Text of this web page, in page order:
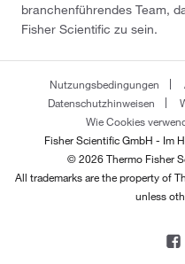
branchenführendes Team,
Fisher Scientific zu sein.
Nutzungsbedingungen
Datenschutzhinweisen
Wie Cookies
Fisher Scientific GmbH - Im
© 2026 Thermo Fisher
All trademarks are the property of
unless